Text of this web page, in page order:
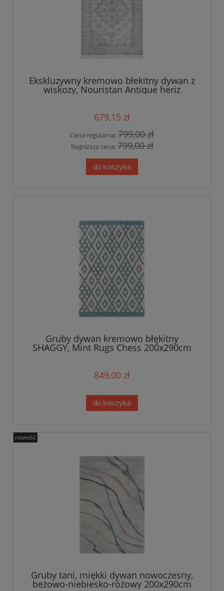
Ekskluzywny kremowo błekitny dywan z
wiskozy, Nouristan Antique heriz
679,15 zł
Cena regularna:799,00 zł
Najniższa cena:799,00 zł
do koszyka
Gruby dywan kremowo błękitny
SHAGGY, Mint Rugs Chess 200x290cm
849,00 zł
do koszyka
Gruby tani, miękki dywan nowoczesny,
beżowo-niebiesko-różowy 200x290cm
nowość